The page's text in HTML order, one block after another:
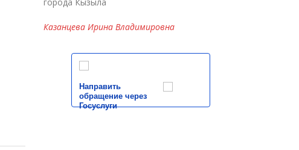
Казанцева Ирина Владимировна
Направить
обращение через
Госуслуги